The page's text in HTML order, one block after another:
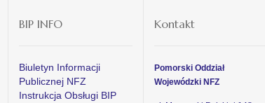
BIP INFO
Biuletyn Informacji
Publicznej NFZ
Instrukcja Obsługi BIP
Kontakt
Pomorski Oddział
Wojewódzki NFZ